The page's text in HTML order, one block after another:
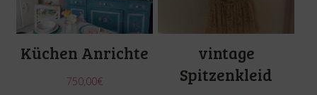
Küchen Anrichte
750,00€
vintage
Spitzenkleid